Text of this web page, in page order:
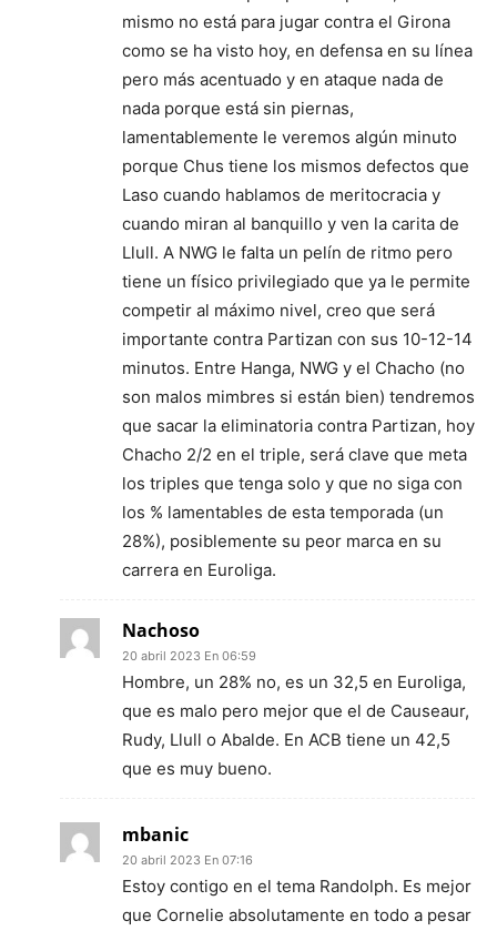
mismo no está para jugar contra el Girona
como se ha visto hoy, en defensa en su línea
pero más acentuado y en ataque nada de
nada porque está sin piernas,
lamentablemente le veremos algún minuto
porque Chus tiene los mismos defectos que
Laso cuando hablamos de meritocracia y
cuando miran al banquillo y ven la carita de
Llull. A NWG le falta un pelín de ritmo pero
tiene un físico privilegiado que ya le permite
competir al máximo nivel, creo que será
importante contra Partizan con sus 10-12-14
minutos. Entre Hanga, NWG y el Chacho (no
son malos mimbres si están bien) tendremos
que sacar la eliminatoria contra Partizan, hoy
Chacho 2/2 en el triple, será clave que meta
los triples que tenga solo y que no siga con
los % lamentables de esta temporada (un
28%), posiblemente su peor marca en su
carrera en Euroliga.
Nachoso
20 abril 2023 En 06:59
Hombre, un 28% no, es un 32,5 en Euroliga,
que es malo pero mejor que el de Causeaur,
Rudy, Llull o Abalde. En ACB tiene un 42,5
que es muy bueno.
mbanic
20 abril 2023 En 07:16
Estoy contigo en el tema Randolph. Es mejor
que Cornelie absolutamente en todo a pesar